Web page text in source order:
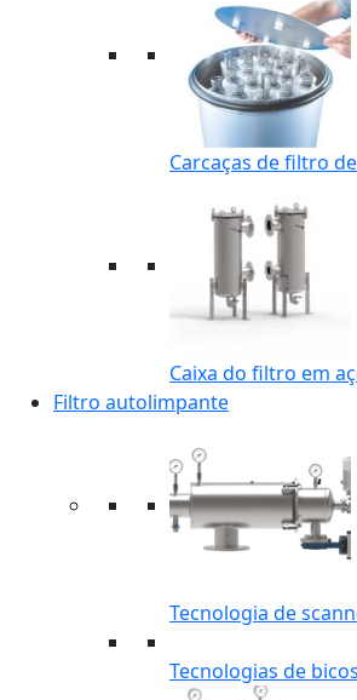
Carcaças de filtro
Caixa do filtro em
Filtro autolimpante
Tecnologia de
Tecnologias de